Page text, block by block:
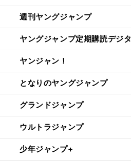
週刊ヤングジャンプ
ヤングジャンプ定期購読デジ
ヤンジャン！
となりのヤングジャンプ
グランドジャンプ
ウルトラジャンプ
少年ジャンプ+